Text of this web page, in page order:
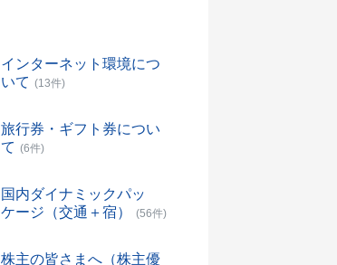
インターネット環境につ
いて (13件)
旅行券・ギフト券につい
て (6件)
国内ダイナミックパッ
ケージ（交通＋宿）
(56件)
株主の皆さまへ（株主優